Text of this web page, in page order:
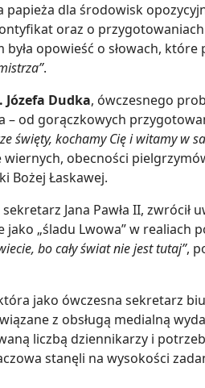
papieża dla środowisk
oraz o
opowieść o słowach, które
.
Józefa Dudka, ówczesnego
– od gorączkowych
święty, kochamy Cię i witamy w
obecności
Bożej Łaskawej.
Jana Pawła II, zwrócił
„śladu Lwowa” w realiach
bo cały świat nie jest tutaj”,
jako ówczesna sekretarz
z obsługą medialną
liczbą dziennikarzy i
stanęli na wysokości